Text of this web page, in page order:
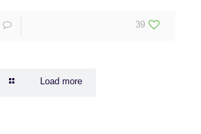
39
Load more